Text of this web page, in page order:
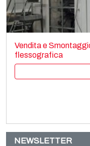
FLEXOSTAR
Printing machines
Flexo stack
Vendita e
flessografica
NEWSLETTER